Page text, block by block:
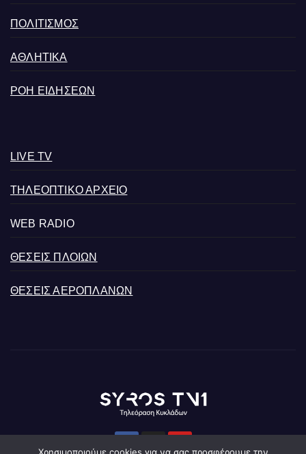
ΠΟΛΙΤΙΣΜΟΣ
ΑΘΛΗΤΙΚΑ
ΡΟΗ ΕΙΔΗΣΕΩΝ
LIVE TV
ΤΗΛΕΟΠΤΙΚΟ ΑΡΧΕΙΟ
WEB RADIO
ΘΕΣΕΙΣ ΠΛΟΙΩΝ
ΘΕΣΕΙΣ ΑΕΡΟΠΛΑΝΩΝ